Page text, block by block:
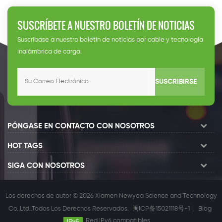
charge station
commercial
SUSCRÍBETE A NUESTRO BOLETÍN DE NOTICIAS
Suscríbase a nuestro boletín de noticias por cable y tecnología
inalámbrica de carga.
SUSCRIBIRSE
PÓNGASE EN CONTACTO CON NOSOTROS
HOT TAGS
SIGA CON NOSOTROS
Los derechos de autor © 2026 Xiamen Newyea Science and Technology
Co.,Ltd..Todos Los Derechos Reservados.
闽ICP备15021118号-1
Blog